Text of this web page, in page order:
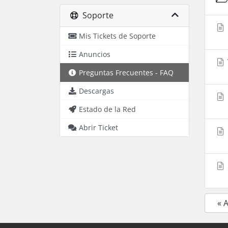
Soporte
Mis Tickets de Soporte
Anuncios
Preguntas Frecuentes - FAQ
Descargas
Estado de la Red
Abrir Ticket
«